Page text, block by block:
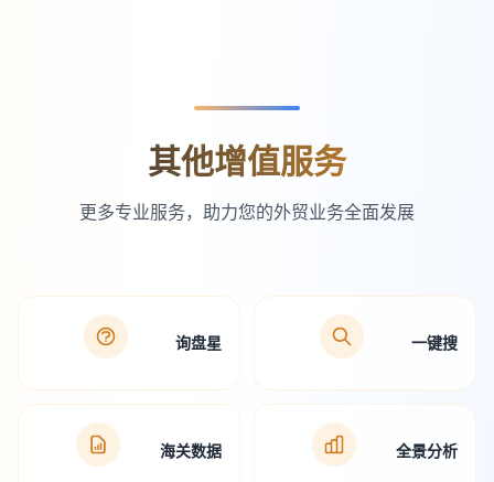
其他增值服务
更多专业服务，助力您的外贸业务全面发展
询盘星 一键搜
海关数据 全景分析